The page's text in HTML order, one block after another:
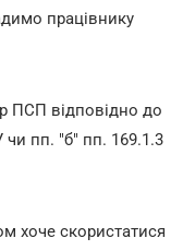
працівнику
ПСП відповідно до
пп. "б" пп. 169.1.3
хоче скористатися